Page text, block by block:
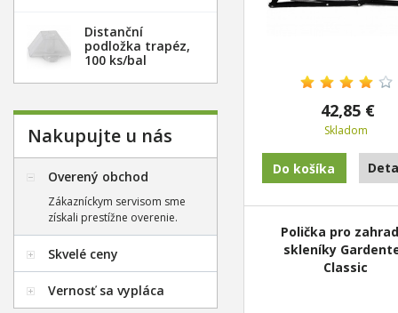
42,85 €
Skladom
Polička pro
skleníky
Classic
Distanční
podložka trapéz,
100 ks/bal
Nakupujte u nás
Overený obchod
Zákazníckym servisom sme
získali prestížne overenie.
Skvelé ceny
Vernosť sa vypláca